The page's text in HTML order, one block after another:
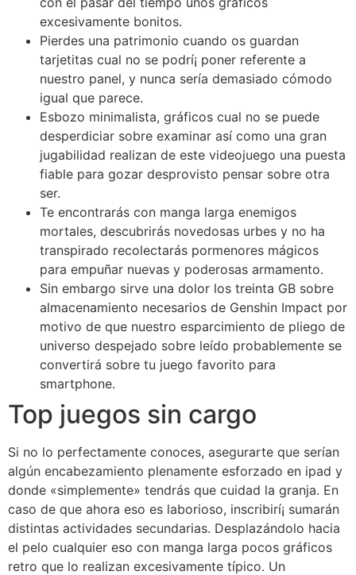
excesivamente bonitos.
Pierdes una patrimonio cuando os guardan
tarjetitas cual no se podrí¡ poner referente a
nuestro panel, y nunca serí­a demasiado cómodo
igual que parece.
Esbozo minimalista, gráficos cual no se puede
desperdiciar sobre examinar así­ como una gran
jugabilidad realizan de este videojuego una puesta
fiable para gozar desprovisto pensar sobre otra
ser.
Te encontrarás con manga larga enemigos
mortales, descubrirás novedosas urbes y no ha
transpirado recolectarás pormenores mágicos
para empuñar nuevas y poderosas armamento.
Sin embargo sirve una dolor los treinta GB sobre
almacenamiento necesarios de Genshin Impact por
motivo de que nuestro esparcimiento de pliego de
universo despejado sobre leído probablemente se
convertirá sobre tu juego favorito para
smartphone.
Top juegos sin cargo
Si no lo perfectamente conoces, asegurarte que serían
algún encabezamiento plenamente esforzado en ipad y
donde «simplemente» tendrás que cuidad la granja. En
caso de que ahora eso es laborioso, inscribirí¡ sumarán
distintas actividades secundarias. Desplazándolo hacia
el pelo cualquier eso con manga larga pocos gráficos
retro que lo realizan excesivamente típico. Un